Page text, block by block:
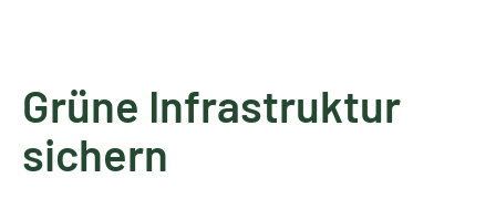
Grüne Infrastruktur
sichern